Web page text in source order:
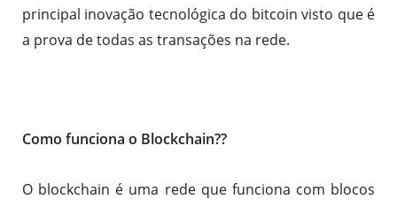
principal inovação tecnológica do bitcoin visto que é
a prova de todas as transações na rede.
Como funciona o Blockchain??
O blockchain é uma rede que funciona com blocos